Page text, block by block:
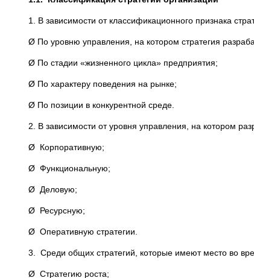
1. В зависимости от классификационного признака
Ø По уровню управления, на котором стратегия
Ø По стадии «жизненного цикла» предприятия;
Ø По характеру поведения на рынке;
Ø По позиции в конкурентной среде.
2. В зависимости от уровня управления, на котором
Ø Корпоративную;
Ø Функциональную;
Ø Деловую;
Ø Ресурсную;
Ø Оперативную стратегии.
3. Среди общих стратегий, которые имеют место во
Ø Стратегию роста;